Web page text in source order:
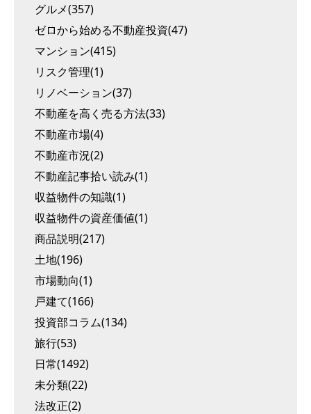
グルメ(357)
ゼロから始める不動産投資(47)
マンション(415)
リスク管理(1)
リノベーション(37)
不動産を高く売る方法(33)
不動産市場(4)
不動産市況(2)
不動産記事拾い読み(1)
収益物件の知識(1)
収益物件の資産価値(1)
商品説明(217)
土地(196)
市場動向(1)
戸建て(166)
投資部コラム(134)
旅行(53)
日常(1492)
未分類(22)
法改正(2)